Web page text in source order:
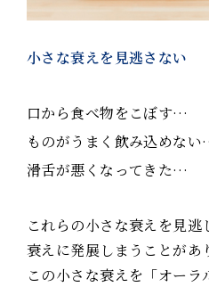
小さな衰えを見逃さない
口から食べ物をこぼす…
ものがうまく飲み込めな
滑舌が悪くなってきた…
これらの小さな衰えを見
衰えに発展しまうことがあ
この小さな衰えを「オーラ